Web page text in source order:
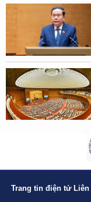
Trang tin điện tử Liên